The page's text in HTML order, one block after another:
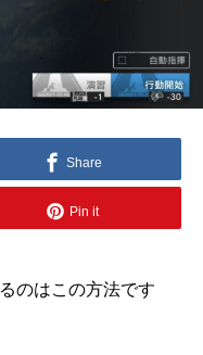
Share
Pin it
のはこの方法です